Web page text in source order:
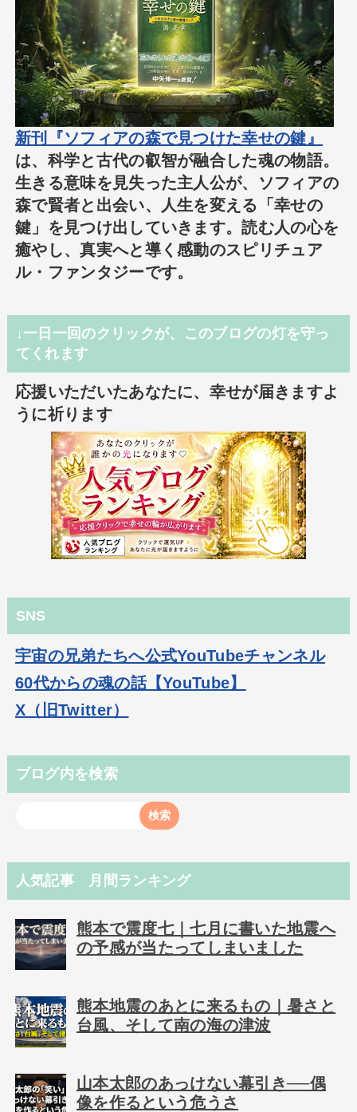
新刊『ソフィアの森で見つけた幸せの鍵』
は、科学と古代の叡智が融合した魂の物語。
生きる意味を見失った主人公が、ソフィアの
森で賢者と出会い、人生を変える「幸せの
鍵」を見つけ出していきます。読む人の心を
癒やし、真実へと導く感動のスピリチュア
ル・ファンタジーです。
↓一日一回のクリックが、このブログの灯を守っ
てくれます
応援いただいたあなたに、幸せが届きますよ
うに祈ります
SNS
宇宙の兄弟たちへ公式YouTubeチャンネル
60代からの魂の話【YouTube】
X（旧Twitter）
ブログ内を検索
人気記事 月間ランキング
熊本で震度七｜七月に書いた地震へ
の予感が当たってしまいました
熊本地震のあとに来るもの｜暑さと
台風、そして南の海の津波
山本太郎のあっけない幕引き──偶
像を作るという危うさ